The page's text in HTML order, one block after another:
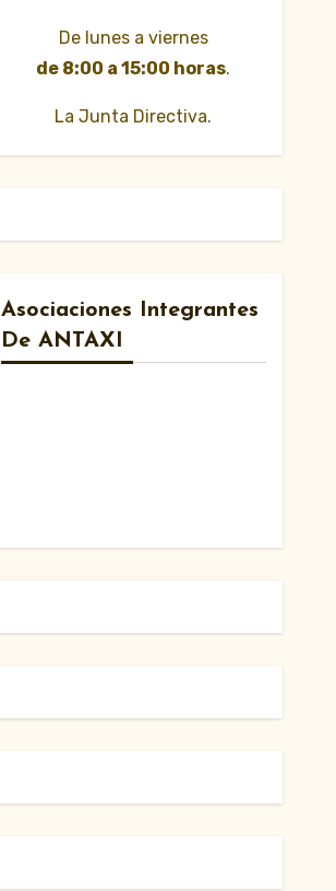
De lunes a viernes
de 8:00 a 15:00 horas.
La Junta Directiva.
Asociaciones Integrantes
De ANTAXI